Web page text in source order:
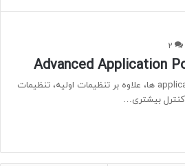
2
شما می توانید برای application pool ها، علاوه بر تنظیمات اولیه، تنظیمات
کنترل بیشتری…